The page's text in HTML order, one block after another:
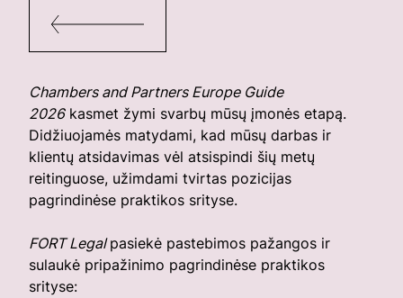
Chambers and Partners Europe Guide
2026kasmet žymi svarbų mūsų įmonės etapą.
Didžiuojamės matydami, kad mūsų darbas ir
klientų atsidavimas vėl atsispindi šių metų
reitinguose, užimdami tvirtas pozicijas
pagrindinėse praktikos srityse.
FORT Legalpasiekė pastebimos pažangos ir
sulaukė pripažinimo pagrindinėse praktikos
srityse: